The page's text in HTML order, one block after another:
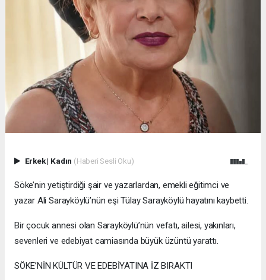
Erkek| Kadın (Haberi Sesli Oku)
Söke’nin yetiştirdiği şair ve yazarlardan, emekli eğitimci ve
yazar Ali Sarayköylü’nün eşi Tülay Sarayköylü hayatını kaybetti.
Bir çocuk annesi olan Sarayköylü’nün vefatı, ailesi, yakınları,
sevenleri ve edebiyat camiasında büyük üzüntü yarattı.
SÖKE’NİN KÜLTÜR VE EDEBİYATINA İZ BIRAKTI